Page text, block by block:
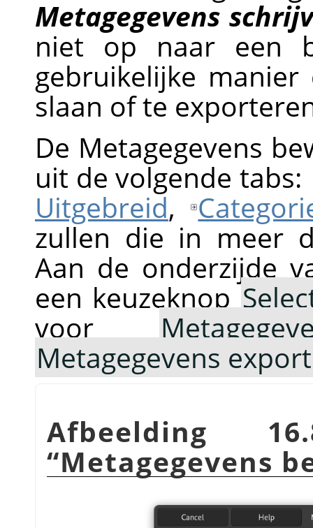
Metagegevens
niet op naar een
gebruikelijke
slaan of te
De Metagegevens
uit de volgende tabs:
Uitgebreid,
zullen die in meer
Aan de onderzijde
een keuzeknop
voor
Metagegevens
Afbeelding
“Metagegevens